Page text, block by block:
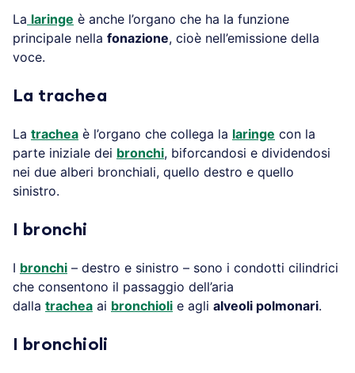
La laringe è anche l’organo che ha la funzione
principale nella fonazione, cioè nell’emissione della
voce.
La trachea
La trachea è l’organo che collega la laringe con la
parte iniziale dei bronchi, biforcandosi e dividendosi
nei due alberi bronchiali, quello destro e quello
sinistro.
I bronchi
I bronchi – destro e sinistro – sono i condotti cilindrici
che consentono il passaggio dell’aria
dalla trachea ai bronchioli e agli alveoli polmonari.
I bronchioli